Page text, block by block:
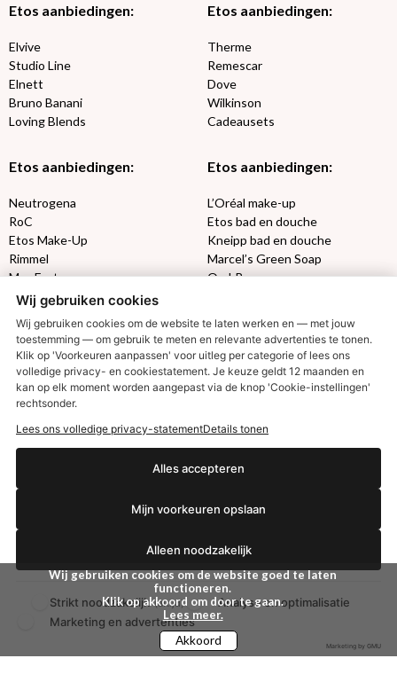
Etos aanbiedingen:
Elvive
Studio Line
Elnett
Bruno Banani
Loving Blends
Etos aanbiedingen:
Therme
Remescar
Dove
Wilkinson
Cadeausets
Etos aanbiedingen:
Neutrogena
RoC
Etos Make-Up
Rimmel
Max Factor
Etos aanbiedingen:
L’Oréal make-up
Etos bad en douche
Kneipp bad en douche
Marcel’s Green Soap
Oral-B
Etos aanbiedingen:
Aussie
Gillette
Gezichtsverzorging
Syoss
DETOXEN
Always
Libresse
Gliss Kur
Etos billendoekjes
VISION SUN
Zwitsal SUNWij gebruiken cookies om de website goed te laten
functioneren.
Klik op akkoord om door te gaan.
Lees meer.
Akkoord
Wij gebruiken cookies
Wij gebruiken cookies om de website te laten werken en — met jouw
toestemming — om gebruik te meten en relevante advertenties te tonen.
Klik op 'Voorkeuren aanpassen' voor uitleg per categorie of lees ons
volledige privacy- en cookiestatement. Je keuze geldt 12 maanden en
kan op elk moment worden aangepast via de knop 'Cookie-instellingen'
rechtsonder.
Lees ons volledige privacy-statementDetails tonen
Alles accepteren
Mijn voorkeuren opslaan
Alleen noodzakelijk
Strikt noodzakelijk(altijd)
Analyse en optimalisatie
Marketing en advertenties
Marketing by GMU
€2,50 korting?
Ja, ik wil korting